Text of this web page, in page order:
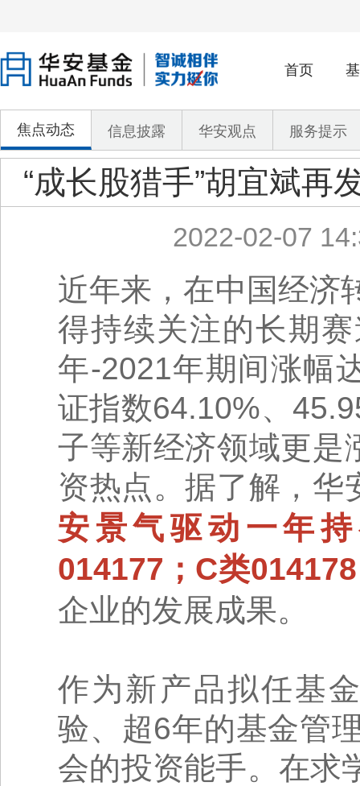
首页
焦点动态 信息披露 华安观点 服务提示
“成长股猎手”胡宜斌再
2022-02-07
近年来，在中国经济
得持续关注的长期
年-2021年期间涨幅
证指数64.10%、
子等新经济领域更是
资热点。据了解，
安景气驱动一年
014177；C类
企业的发展成果。
作为新产品拟任基
验、超6年的基金管
会的投资能手。在求